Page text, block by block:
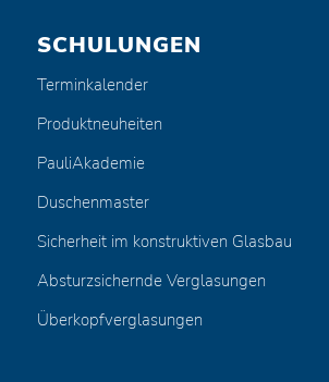
SCHULUNGEN
Terminkalender
Produktneuheiten
PauliAkademie
Duschenmaster
Sicherheit im konstruktiven Glasbau
Absturzsichernde Verglasungen
Überkopfverglasungen